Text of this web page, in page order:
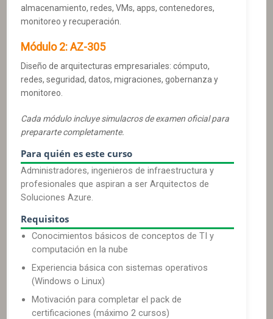
almacenamiento, redes, VMs, apps, contenedores,
monitoreo y recuperación.
Módulo 2:AZ-305
Diseño de arquitecturas empresariales: cómputo,
redes, seguridad, datos, migraciones, gobernanza y
monitoreo.
Cada módulo incluye simulacros de examen oficial para
prepararte completamente.
Para quién es este curso
Administradores, ingenieros de infraestructura y
profesionales que aspiran a ser Arquitectos de
Soluciones Azure.
Requisitos
Conocimientos básicos de conceptos de TI y
computación en la nube
Experiencia básica con sistemas operativos
(Windows o Linux)
Motivación para completar el pack de
certificaciones (máximo 2 cursos)